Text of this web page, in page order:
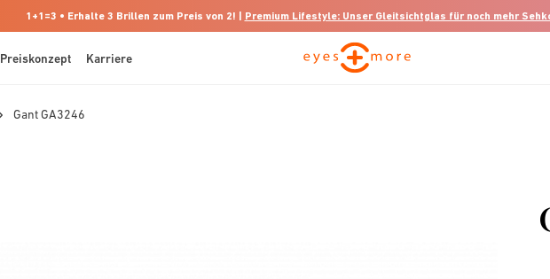
1+1=3 • Erhalte 3 Brillen zum Preis von 2! | Premium Lifestyle: Unser Gleitsichtglas für noch mehr
Preiskonzept Karriere
Gant GA3246